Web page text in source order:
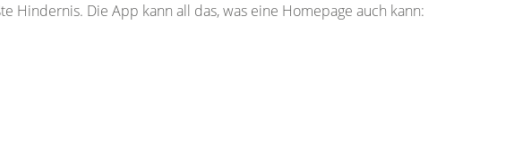
Hindernis. Die App kann all das, was eine Homepage auch kann: